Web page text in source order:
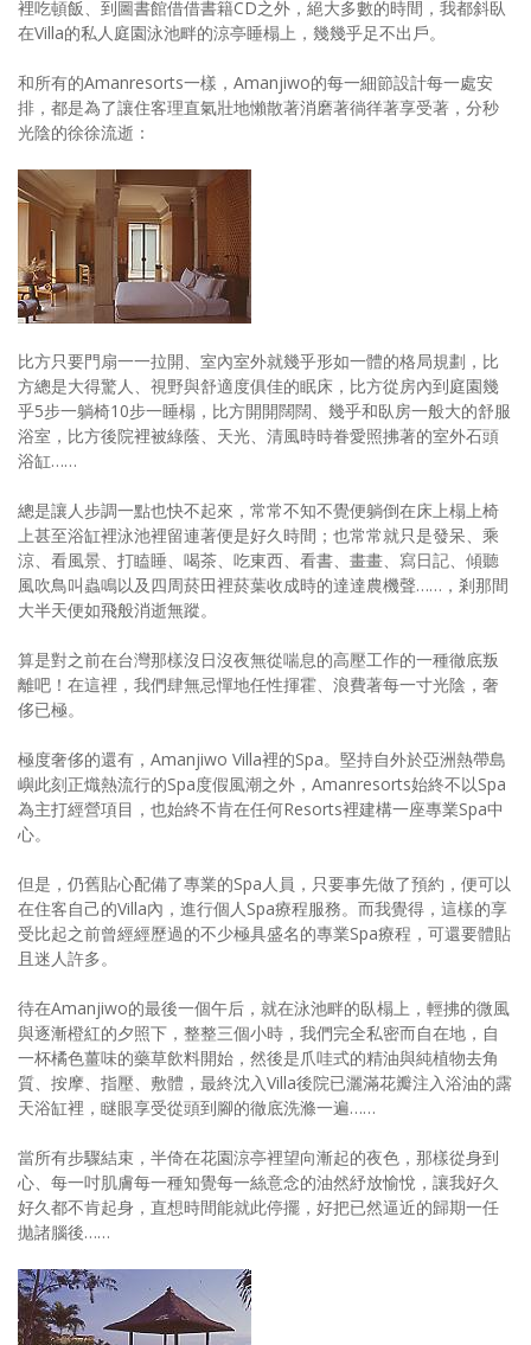
媒體報導一覽
合作與代言
訂閱電子報
裡吃頓飯、到圖書館借借書籍CD之外，絕大多數的時間，我都斜臥
在Villa的私人庭園泳池畔的涼亭睡榻上，幾幾乎足不出戶。
和所有的Amanresorts一樣，Amanjiwo的每一細節設計每一處安
排，都是為了讓住客理直氣壯地懶散著消磨著徜徉著享受著，分秒
光陰的徐徐流逝：
比方只要門扇一一拉開、室內室外就幾乎形如一體的格局規劃，比
方總是大得驚人、視野與舒適度俱佳的眠床，比方從房內到庭園幾
乎5步一躺椅10步一睡榻，比方開開闊闊、幾乎和臥房一般大的舒服
浴室，比方後院裡被綠蔭、天光、清風時時眷愛照拂著的室外石頭
浴缸……
總是讓人步調一點也快不起來，常常不知不覺便躺倒在床上榻上椅
上甚至浴缸裡泳池裡留連著便是好久時間；也常常就只是發呆、乘
涼、看風景、打瞌睡、喝茶、吃東西、看書、畫畫、寫日記、傾聽
風吹鳥叫蟲鳴以及四周菸田裡菸葉收成時的達達農機聲……，剎那間
大半天便如飛般消逝無蹤。
算是對之前在台灣那樣沒日沒夜無從喘息的高壓工作的一種徹底叛
離吧！在這裡，我們肆無忌憚地任性揮霍、浪費著每一寸光陰，奢
侈已極。
極度奢侈的還有，Amanjiwo Villa裡的Spa。堅持自外於亞洲熱帶島
嶼此刻正熾熱流行的Spa度假風潮之外，Amanresorts始終不以Spa
為主打經營項目，也始終不肯在任何Resorts裡建構一座專業Spa中
心。
但是，仍舊貼心配備了專業的Spa人員，只要事先做了預約，便可以
在住客自己的Villa內，進行個人Spa療程服務。而我覺得，這樣的享
受比起之前曾經經歷過的不少極具盛名的專業Spa療程，可還要體貼
且迷人許多。
待在Amanjiwo的最後一個午后，就在泳池畔的臥榻上，輕拂的微風
與逐漸橙紅的夕照下，整整三個小時，我們完全私密而自在地，自
一杯橘色薑味的藥草飲料開始，然後是爪哇式的精油與純植物去角
質、按摩、指壓、敷體，最終沈入Villa後院已灑滿花瓣注入浴油的露
天浴缸裡，瞇眼享受從頭到腳的徹底洗滌一遍……
當所有步驟結束，半倚在花園涼亭裡望向漸起的夜色，那樣從身到
心、每一吋肌膚每一種知覺每一絲意念的油然紓放愉悅，讓我好久
好久都不肯起身，直想時間能就此停擺，好把已然逼近的歸期一任
拋諸腦後……